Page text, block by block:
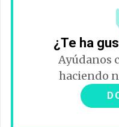
¿Te ha
Ayúdanos
haciendo